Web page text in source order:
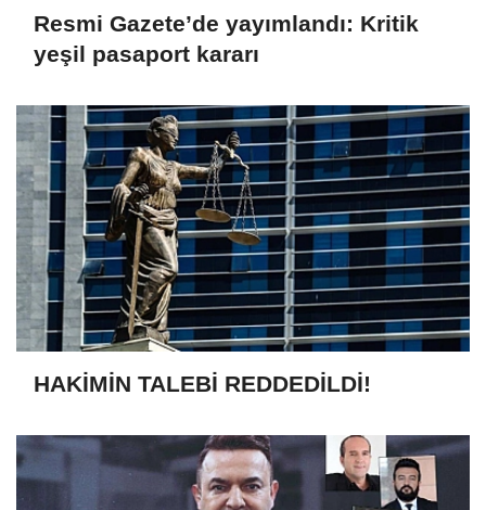
Resmi Gazete’de yayımlandı: Kritik
yeşil pasaport kararı
HAKİMİN TALEBİ REDDEDİLDİ!